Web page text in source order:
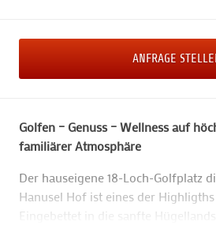
ANFRAGE
Golfen – Genuss – Wellness auf
familiärer Atmosphäre
Der hauseigene 18-Loch-Golfplatz
Hanusel Hof ist eines der
Eingebettet in die sanfte